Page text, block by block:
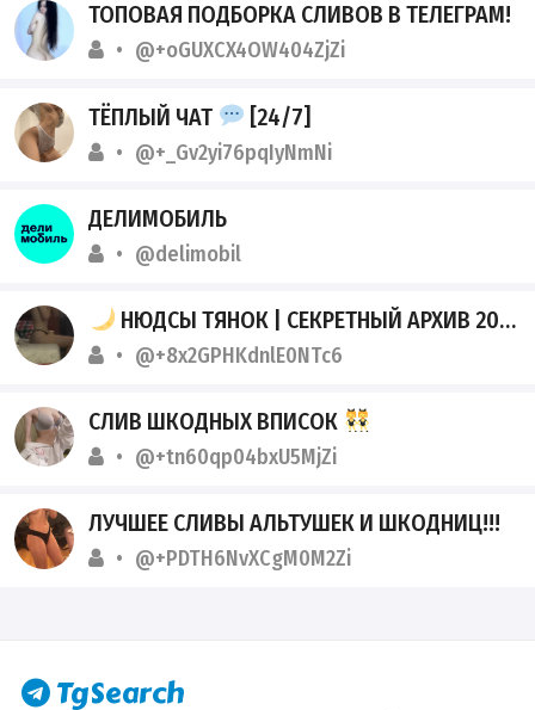
ТОПОВАЯ ПОДБОРКА СЛИВОВ В ТЕЛЕГРАМ!
@+oGUXCX4OW404ZjZi
ТЁПЛЫЙ ЧАТ [24/7]
@+_Gv2yi76pqIyNmNi
ДЕЛИМОБИЛЬ
@delimobil
НЮДСЫ ТЯНОК | СЕКРЕТНЫЙ АРХИВ 2026
@+8x2GPHKdnlE0NTc6
СЛИВ ШКОДНЫХ ВПИСОК
@+tn60qp04bxU5MjZi
ЛУЧШЕЕ СЛИВЫ АЛЬТУШЕК И ШКОДНИЦ!!!
@+PDTH6NvXCgM0M2Zi